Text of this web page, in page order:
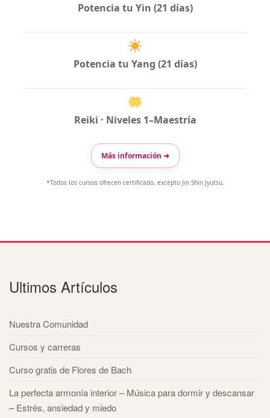
Potencia tu Yin (21 días)
Potencia tu Yang (21 días)
Reiki · Niveles 1–Maestría
Más información ➜
*Todos los cursos ofrecen certificado, excepto Jin Shin Jyutsu.
Ultimos Artículos
Nuestra Comunidad
Cursos y carreras
Curso gratis de Flores de Bach
La perfecta armonía interior – Música para dormir y descansar
– Estrés, ansiedad y miedo